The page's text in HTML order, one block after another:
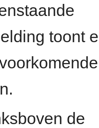
toont
de